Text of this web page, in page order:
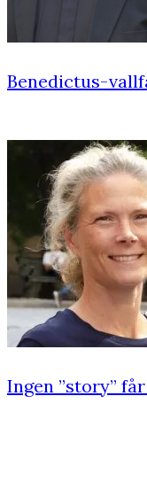
Benedictus-
Ingen ”story”